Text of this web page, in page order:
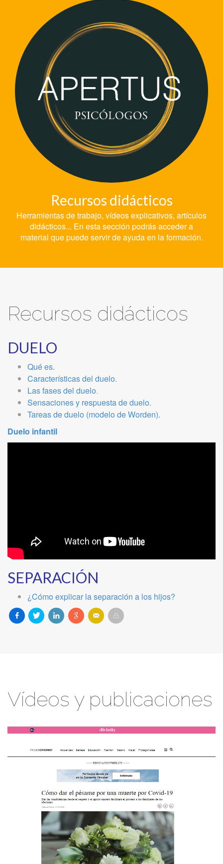
Recursos didácticos
Herramientas de trabajo, vídeos explicativos, artículos
didácticos... En esta sección podrás acceder a
material que puede servir de ayuda en la formación.
Recursos didácticos
DUELO
Qué es.
Características del duelo.
Las fases del duelo.
Sensaciones y respuesta de duelo.
Tareas de duelo (modelo de Worden).
Duelo infantil
SEPARACIÓN
¿Cómo explicar la separación a los hijos?
Vídeos y publicaciones